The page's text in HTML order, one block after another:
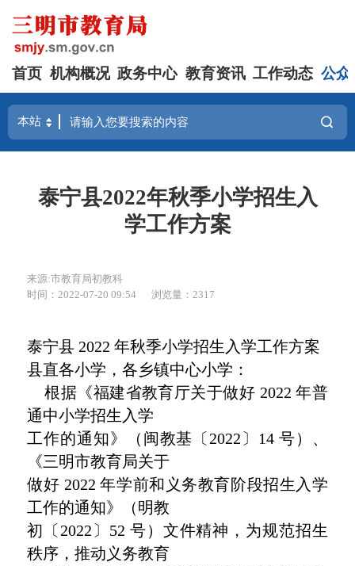
首页 机构概况 政务中心 教育资讯 工作动态 公众
泰宁县2022年秋季小学招生入
学工作方案
来源:市教育局初教科
时间：2022-07-20 09:54
浏览量：2317
泰宁县 2022 年秋季小学招生入学工作方案
县直各小学，各乡镇中心小学：
根据《福建省教育厅关于做好 2022 年普
通中小学招生入学
工作的通知》（闽教基〔2022〕14 号）、
《三明市教育局关于
做好 2022 年学前和义务教育阶段招生入学
工作的通知》（明教
初〔2022〕52 号）文件精神，为规范招生
秩序，推动义务教育